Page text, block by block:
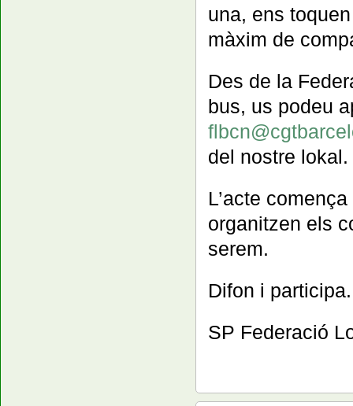
una, ens
màxim de
Des de la
bus, us podeu
del nostre lokal.
L’acte
organitzen els
serem.
Difon i participa.
SP Federació